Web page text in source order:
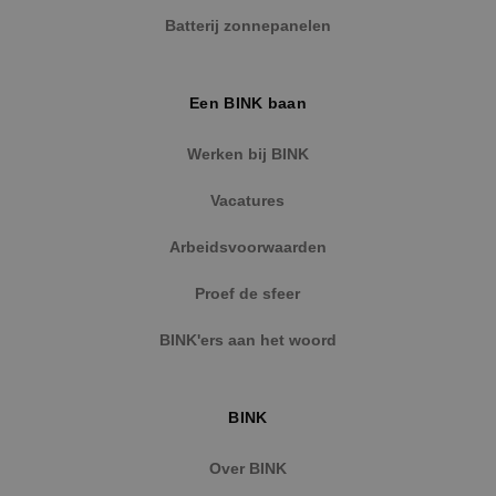
Batterij zonnepanelen
Een BINK baan
Werken bij BINK
Vacatures
Arbeidsvoorwaarden
Proef de sfeer
BINK'ers aan het woord
BINK
Over BINK
Aanbieder